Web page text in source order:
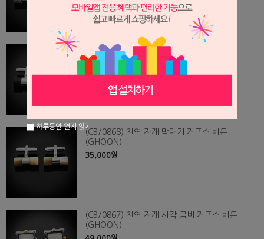
(CB/0869) 천연 자개 막대기 커프스 버튼
(GHOON)
35,000원
(CB/0868) 천연 자개 막대기 커프스 버튼
(GHOON)
35,000원
(CB/0867) 천연 자개 사각 콤비 커프스 버튼
(GHOON)
하루동안 열지 않기